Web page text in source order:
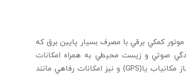
كمكي برقي با مصرف بسيار پايين برق كه
صوتي و زيست محيطي به همراه امكانات
استاندارد ترافيك همچون كلاه ايمني ، سرعت سنج،راهنما ، چراغ ، بوق ودر صورت نياز مكانياب يا(GPS) و نيز امكانات رفاهي مانند